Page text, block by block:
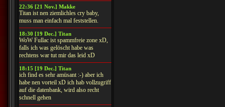
22:36 [21 Nov.] Makke
Titan ist nen ziemlichles cry baby,
muss man einfach mal feststellen.
18:30 [19 Dec.] Titan
WoW Fullac ist spammfreie zone xD,
falls ich was gelöscht habe was
rechtens war tut mir das leid xD
18:15 [19 Dec.] Titan
ich find es sehr amüsant :-) aber ich
habe nen vorteil xD ich hab vollzugriff
auf die datenbank, wird also recht
schnell gehen